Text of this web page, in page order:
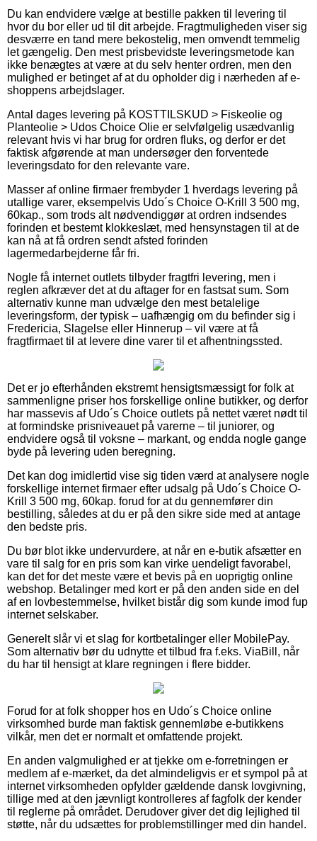
Du kan endvidere vælge at bestille pakken til levering til
hvor du bor eller ud til dit arbejde. Fragtmuligheden viser sig
desværre en tand mere bekostelig, men omvendt temmelig
let gængelig. Den mest prisbevidste leveringsmetode kan
ikke benægtes at være at du selv henter ordren, men den
mulighed er betinget af at du opholder dig i nærheden af e-
shoppens arbejdslager.
Antal dages levering på KOSTTILSKUD > Fiskeolie og
Planteolie > Udos Choice Olie er selvfølgelig usædvanlig
relevant hvis vi har brug for ordren fluks, og derfor er det
faktisk afgørende at man undersøger den forventede
leveringsdato for den relevante vare.
Masser af online firmaer frembyder 1 hverdags levering på
utallige varer, eksempelvis Udo´s Choice O-Krill 3 500 mg,
60kap., som trods alt nødvendiggør at ordren indsendes
forinden et bestemt klokkeslæt, med hensynstagen til at de
kan nå at få ordren sendt afsted forinden
lagermedarbejderne får fri.
Nogle få internet outlets tilbyder fragtfri levering, men i
reglen afkræver det at du aftager for en fastsat sum. Som
alternativ kunne man udvælge den mest betalelige
leveringsform, der typisk – uafhængig om du befinder sig i
Fredericia, Slagelse eller Hinnerup – vil være at få
fragtfirmaet til at levere dine varer til et afhentningssted.
Det er jo efterhånden ekstremt hensigtsmæssigt for folk at
sammenligne priser hos forskellige online butikker, og derfor
har massevis af Udo´s Choice outlets på nettet været nødt til
at formindske prisniveauet på varerne – til juniorer, og
endvidere også til voksne – markant, og endda nogle gange
byde på levering uden beregning.
Det kan dog imidlertid vise sig tiden værd at analysere nogle
forskellige internet firmaer efter udsalg på Udo´s Choice O-
Krill 3 500 mg, 60kap. forud for at du gennemfører din
bestilling, således at du er på den sikre side med at antage
den bedste pris.
Du bør blot ikke undervurdere, at når en e-butik afsætter en
vare til salg for en pris som kan virke uendeligt favorabel,
kan det for det meste være et bevis på en uoprigtig online
webshop. Betalinger med kort er på den anden side en del
af en lovbestemmelse, hvilket bistår dig som kunde imod fup
internet selskaber.
Generelt slår vi et slag for kortbetalinger eller MobilePay.
Som alternativ bør du udnytte et tilbud fra f.eks. ViaBill, når
du har til hensigt at klare regningen i flere bidder.
Forud for at folk shopper hos en Udo´s Choice online
virksomhed burde man faktisk gennemløbe e-butikkens
vilkår, men det er normalt et omfattende projekt.
En anden valgmulighed er at tjekke om e-forretningen er
medlem af e-mærket, da det almindeligvis er et sympol på at
internet virksomheden opfylder gældende dansk lovgivning,
tillige med at den jævnligt kontrolleres af fagfolk der kender
til reglerne på området. Derudover giver det dig lejlighed til
støtte, når du udsættes for problemstillinger med din handel.